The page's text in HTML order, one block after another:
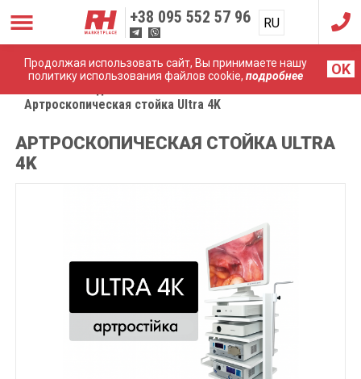
Продолжая использовать сайт, Вы принимаете нашу
политику использования файлов cookie, подробнее OK
+38 095 552 57 96 RU
UA
Артроскопическая стойка Ultra 4K
АРТРОСКОПИЧЕСКАЯ СТОЙКА ULTRA
4K